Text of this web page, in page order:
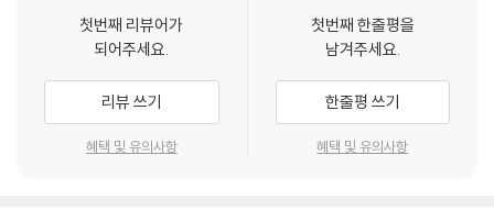
첫번째 리뷰어가
되어주세요.
리뷰 쓰기
혜택 및 유의사항
첫번째 한줄평을
남겨주세요.
한줄평 쓰기
혜택 및 유의사항